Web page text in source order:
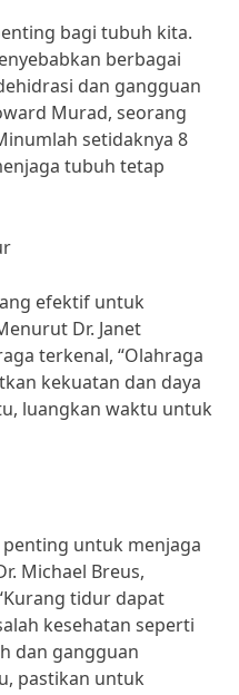
bagi tubuh kita.
berbagai
dan gangguan
Murad, seorang
setidaknya 8
tubuh tetap
efektif untuk
Dr. Janet
terkenal, “Olahraga
kekuatan dan daya
luangkan waktu untuk
untuk menjaga
Michael Breus,
tidur dapat
kesehatan seperti
dan gangguan
pastikan untuk